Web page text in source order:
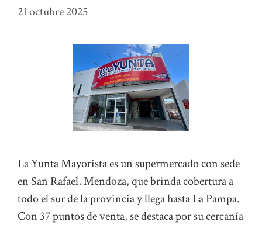
21 octubre 2025
La Yunta Mayorista es un supermercado con sede
en San Rafael, Mendoza, que brinda cobertura a
todo el sur de la provincia y llega hasta La Pampa.
Con 37 puntos de venta, se destaca por su cercanía